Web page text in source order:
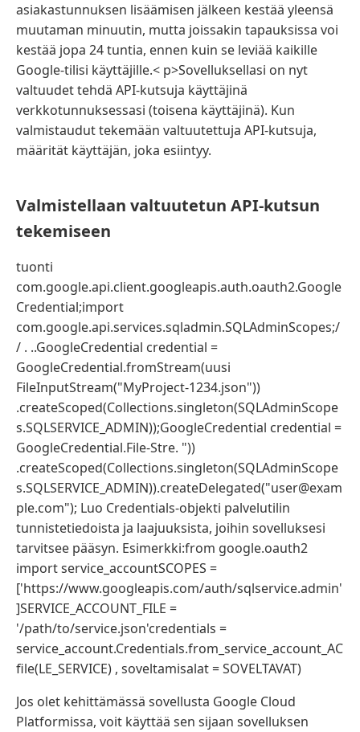
asiakastunnuksen lisäämisen jälkeen kestää yleensä
muutaman minuutin, mutta joissakin tapauksissa voi
kestää jopa 24 tuntia, ennen kuin se leviää kaikille
Google-tilisi käyttäjille.< p>Sovelluksellasi on nyt
valtuudet tehdä API-kutsuja käyttäjinä
verkkotunnuksessasi (toisena käyttäjinä). Kun
valmistaudut tekemään valtuutettuja API-kutsuja,
määrität käyttäjän, joka esiintyy.
Valmistellaan valtuutetun API-kutsun
tekemiseen
tuonti
com.google.api.client.googleapis.auth.oauth2.Google
Credential;import
com.google.api.services.sqladmin.SQLAdminScopes;/
/ . ..GoogleCredential credential =
GoogleCredential.fromStream(uusi
FileInputStream("MyProject-1234.json"))
.createScoped(Collections.singleton(SQLAdminScope
s.SQLSERVICE_ADMIN));GoogleCredential credential =
GoogleCredential.File-Stre. "))
.createScoped(Collections.singleton(SQLAdminScope
s.SQLSERVICE_ADMIN)).createDelegated("user@exam
ple.com"); Luo Credentials-objekti palvelutilin
tunnistetiedoista ja laajuuksista, joihin sovelluksesi
tarvitsee pääsyn. Esimerkki:from google.oauth2
import service_accountSCOPES =
['https://www.googleapis.com/auth/sqlservice.admin'
]SERVICE_ACCOUNT_FILE =
'/path/to/service.json'credentials =
service_account.Credentials.from_service_account_AC
file(LE_SERVICE) , soveltamisalat = SOVELTAVAT)
Jos olet kehittämässä sovellusta Google Cloud
Platformissa, voit käyttää sen sijaan sovelluksen